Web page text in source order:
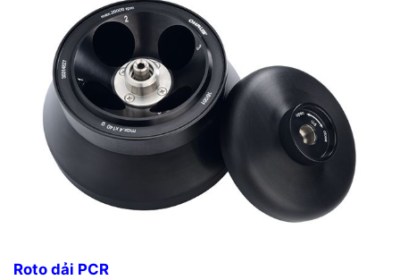
Roto dải PCR